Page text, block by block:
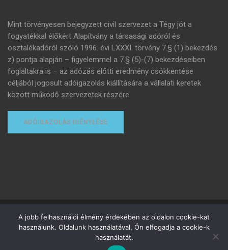
Mint törvényesen bejegyzett civil szervezet a Tégy jót a
fogyatékkal élőkért Alapítvány a társasági adóról és
osztalékadóról szóló 1996. évi LXXXI. törvény 7.§ (1) bekezdés
z) pontja alapján – figyelemmel a 7.§ (5)-(7) bekezdéseiben
foglaltakra is – az adózás előtti eredmény csökkentése
céljából jogosult adóigazolás kiállítására a vállalati keretek
között működő szervezetek részére.
ADÓIGAZOLÁS IGÉNYLÉSE
Minden jog fenntartva
Adóigazolás igénylése
A jobb felhasználói élmény érdekében az oldalon cookie-kat
használunk. Oldalunk használatával, Ön elfogadja a cookie-k
használatát.